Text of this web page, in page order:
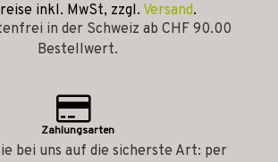
inkl. MwSt, zzgl. Versand.
in der Schweiz ab CHF 90.00
Bestellwert.
Zahlungsarten
bei uns auf die sicherste Art: per